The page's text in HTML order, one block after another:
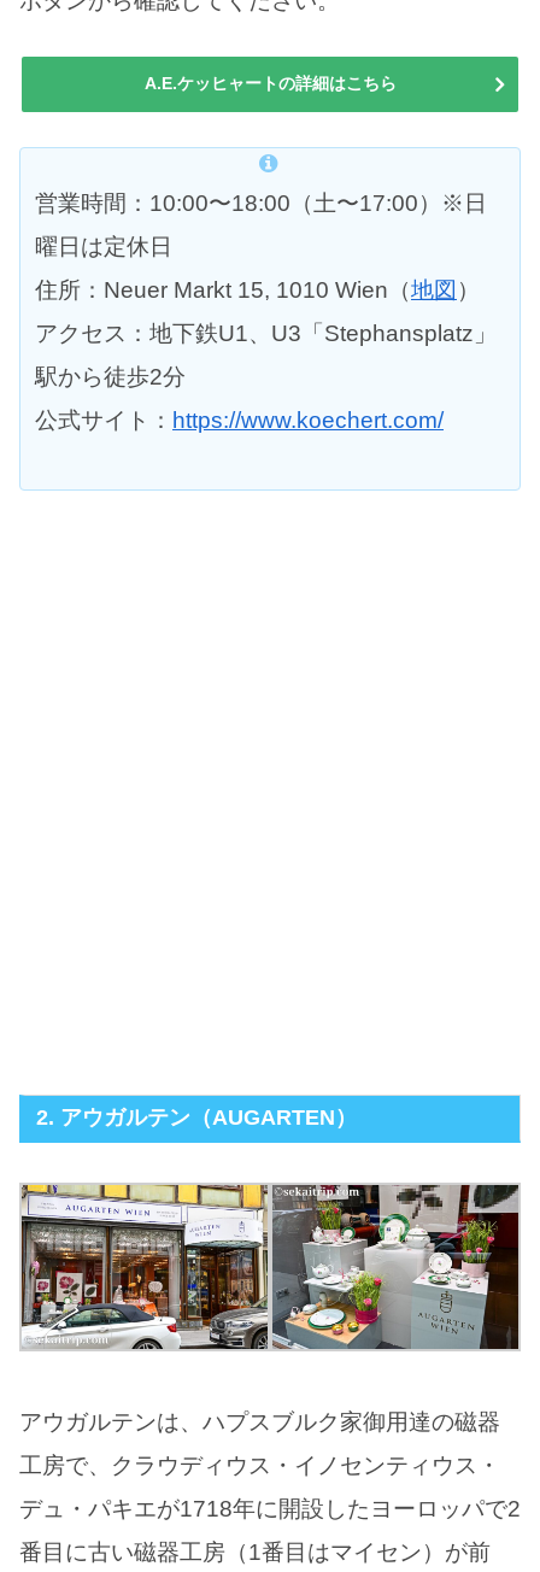
A.E.ケッヒャートの詳細はこちら
営業時間：10:00〜18:00（土〜17:00）※日
曜日は定休日
住所：Neuer Markt 15, 1010 Wien（地図 ）
アクセス：地下鉄U1、U3「Stephansplatz」
駅から徒歩2分
公式サイト： https://www.koechert.com/
2. アウガルテン（AUGARTEN）
アウガルテンは、ハプスブルク家御用達の磁器
工房で、クラウディウス・イノセンティウス・
デュ・パキエが1718年に開設したヨーロッパで2
番目に古い磁器工房（1番目はマイセン）が前